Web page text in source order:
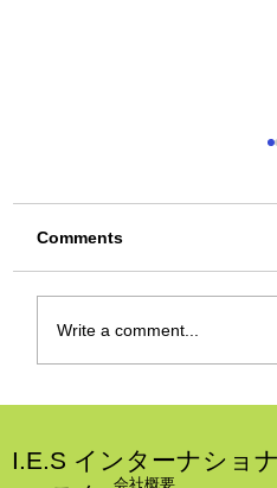
Comments
Write a comment...
I.E.S インターナショ